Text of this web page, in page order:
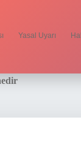
Yasal Uyarı